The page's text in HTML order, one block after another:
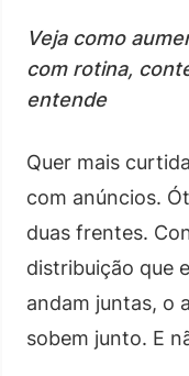
Veja como
com rotina,
entende
Quer mais
com anúncios.
duas frentes.
distribuição que
andam juntas, o
sobem junto. E